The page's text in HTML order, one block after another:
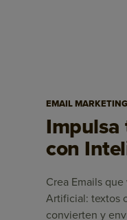
EMAIL MARKETING
Impulsa
con
Crea Emails
Artificial: textos
convierten y